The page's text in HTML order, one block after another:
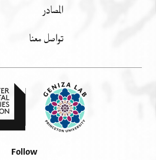
المصادر
تواصل معنا
Follow